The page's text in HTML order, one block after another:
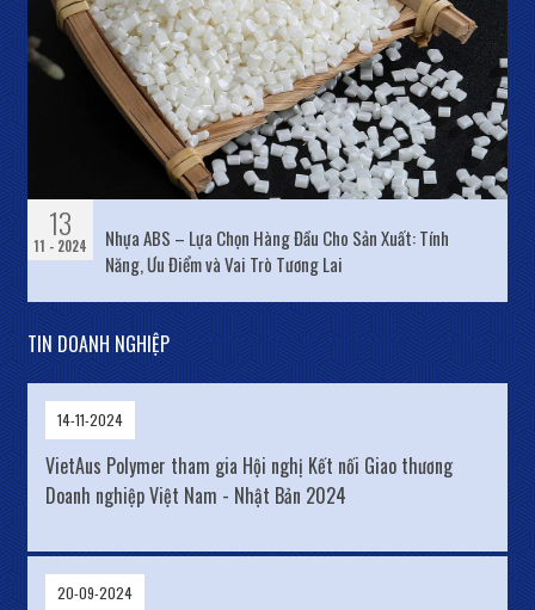
13
Nhựa ABS – Lựa Chọn Hàng Đầu Cho Sản Xuất: Tính
Năng, Ưu Điểm và Vai Trò Tương Lai
TIN DOANH NGHIỆP
14-11-2024
VietAus Polymer tham gia Hội nghị Kết nối Giao thương